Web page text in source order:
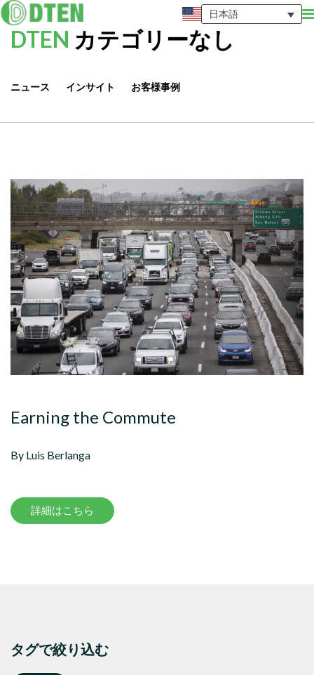
日本語
DTEN カテゴリーなし
ニュース インサイト お客様事例
Earning the Commute
By Luis Berlanga
詳細はこちら
タグで絞り込む